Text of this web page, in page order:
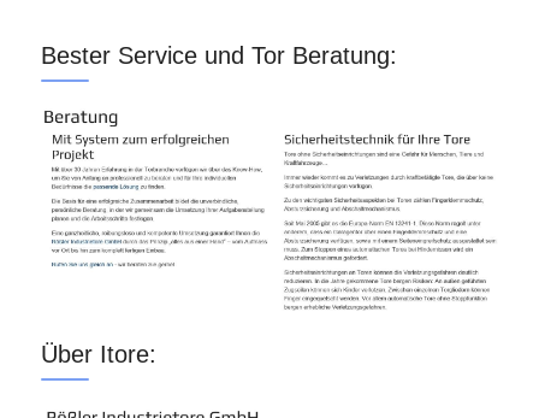
Bester Service und Tor Beratung:
Über Itore: